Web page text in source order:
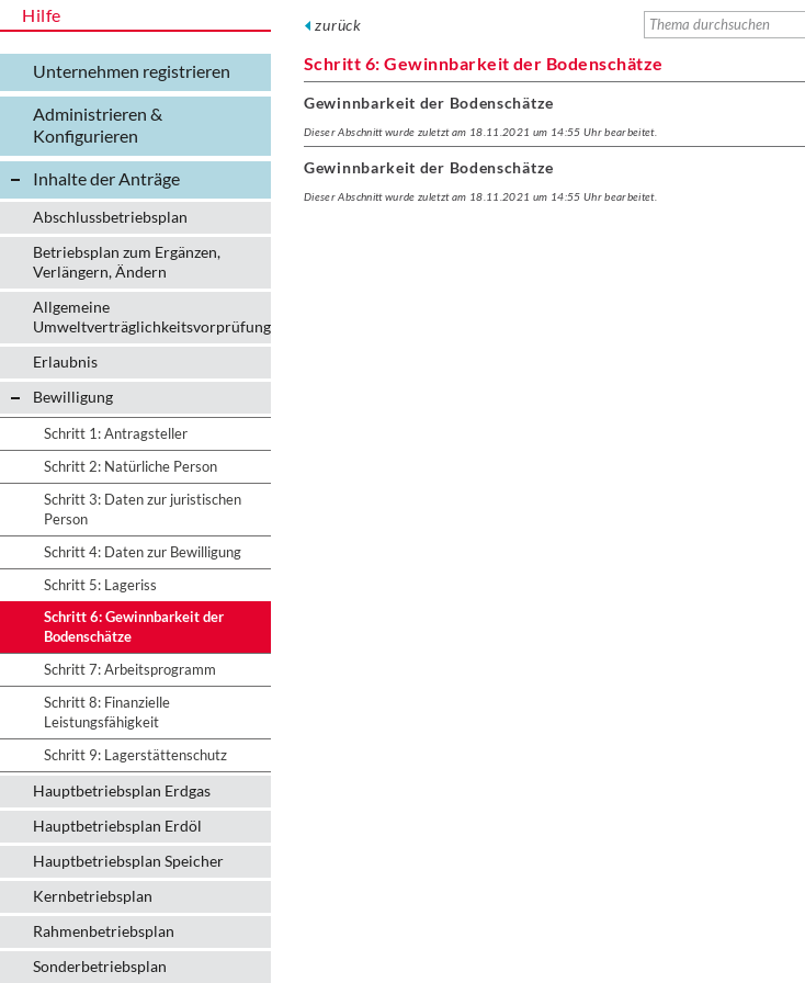
Hilfe
Unternehmen registrieren
Administrieren &
Konfigurieren
Inhalte der Anträge
Abschlussbetriebsplan
Betriebsplan zum Ergänzen,
Verlängern, Ändern
Allgemeine
Umweltverträglichkeitsvorprüfung
Erlaubnis
Bewilligung
Schritt 1: Antragsteller
Schritt 2: Natürliche Person
Schritt 3: Daten zur juristischen
Person
Schritt 4: Daten zur Bewilligung
Schritt 5: Lageriss
Schritt 6: Gewinnbarkeit der
Bodenschätze
Schritt 7: Arbeitsprogramm
Schritt 8: Finanzielle
Leistungsfähigkeit
Schritt 9: Lagerstättenschutz
Hauptbetriebsplan Erdgas
Hauptbetriebsplan Erdöl
Hauptbetriebsplan Speicher
Kernbetriebsplan
Rahmenbetriebsplan
Sonderbetriebsplan
zurück
Schritt 6: Gewinnbarkeit der Bodenschätze
Gewinnbarkeit der Bodenschätze
Dieser Abschnitt wurde zuletzt am 18.11.2021 um 14:55 Uhr bearbeitet.
Gewinnbarkeit der Bodenschätze
Dieser Abschnitt wurde zuletzt am 18.11.2021 um 14:55 Uhr bearbeitet.